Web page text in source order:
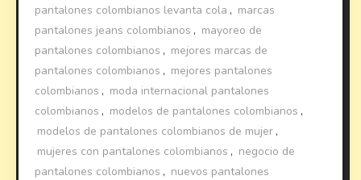
pantalones colombianos levanta cola , marcas
pantalones jeans colombianos , mayoreo de
pantalones colombianos , mejores marcas de
pantalones colombianos , mejores pantalones
colombianos , moda internacional pantalones
colombianos , modelos de pantalones colombianos ,
modelos de pantalones colombianos de mujer ,
mujeres con pantalones colombianos , negocio de
pantalones colombianos , nuevos pantalones